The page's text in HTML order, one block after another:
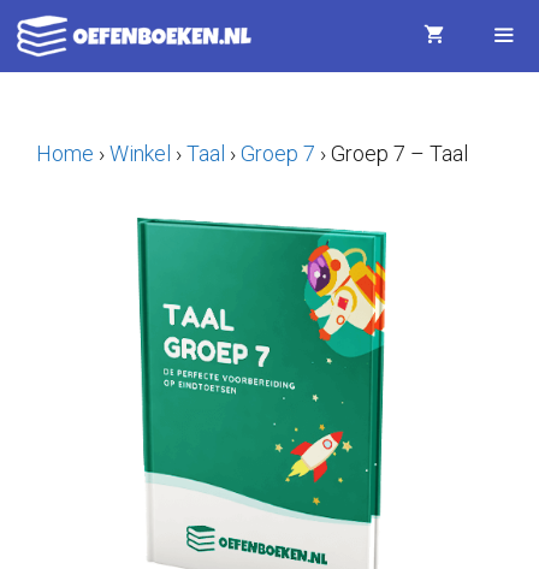
Ga
naar
inhoudHome ›Winkel ›Taal ›Groep 7 ›Groep 7 – Taal